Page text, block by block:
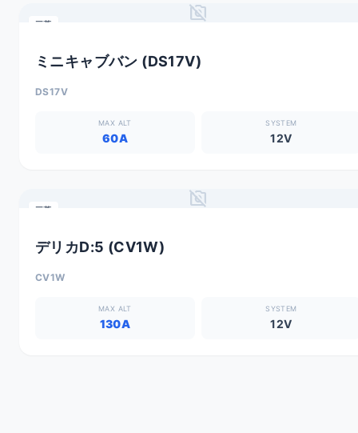
no_photography
三菱
ミニキャブバン (DS17V)
DS17V
MAX ALT
60A
SYSTEM
12V
no_photography
三菱
デリカD:5 (CV1W)
CV1W
MAX ALT
130A
SYSTEM
12V